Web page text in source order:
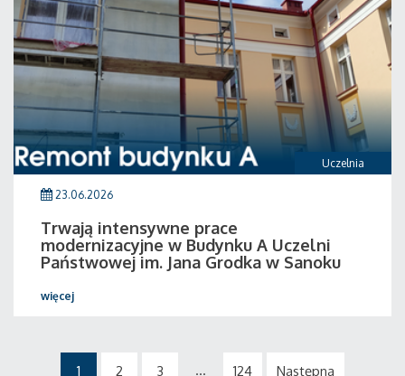
Uczelnia
23.06.2026
Trwają intensywne prace
modernizacyjne w Budynku A Uczelni
Państwowej im. Jana Grodka w Sanoku
więcej
1 2 3 ... 124 Następna